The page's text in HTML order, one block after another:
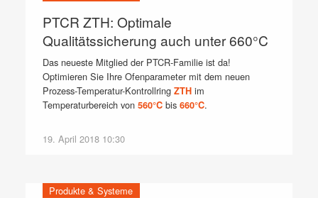
PTCR ZTH: Optimale
Qualitätssicherung auch unter 660°C
Das neueste Mitglied der PTCR-Familie ist da!
Optimieren Sie Ihre Ofenparameter mit dem neuen
Prozess-Temperatur-Kontrollring ZTHim
Temperaturbereich von 560°Cbis 660°C.
19. April 2018 10:30
Produkte & Systeme